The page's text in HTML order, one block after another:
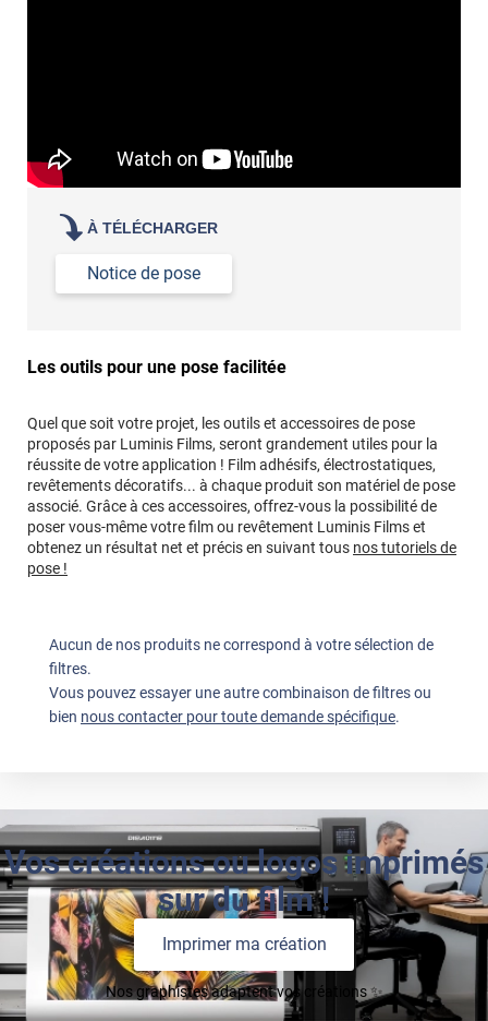
À TÉLÉCHARGER
Notice de pose
Les outils pour une pose facilitée
Quel que soit votre projet, les outils et accessoires de pose
proposés par Luminis Films, seront grandement utiles pour la
réussite de votre application ! Film adhésifs, électrostatiques,
revêtements décoratifs... à chaque produit son matériel de pose
associé. Grâce à ces accessoires, offrez-vous la possibilité de
poser vous-même votre film ou revêtement Luminis Films et
obtenez un résultat net et précis en suivant tous nos tutoriels de
pose !
Aucun de nos produits ne correspond à votre sélection de
filtres.
Vous pouvez essayer une autre combinaison de filtres ou
bien nous contacter pour toute demande spécifique.
Vos créations ou logos imprimés
sur du film !
Imprimer ma création
Nos graphistes adaptent vos créations ✨